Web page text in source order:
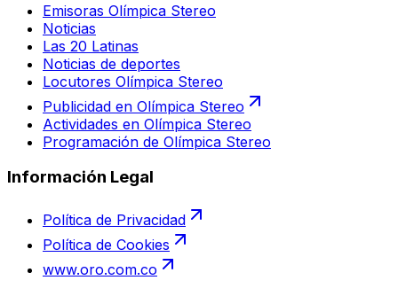
Emisoras Olímpica Stereo
Noticias
Las 20 Latinas
Noticias de deportes
Locutores Olímpica Stereo
Publicidad en Olímpica Stereo
Actividades en Olímpica Stereo
Programación de Olímpica Stereo
Información Legal
Política de Privacidad
Política de Cookies
www.oro.com.co